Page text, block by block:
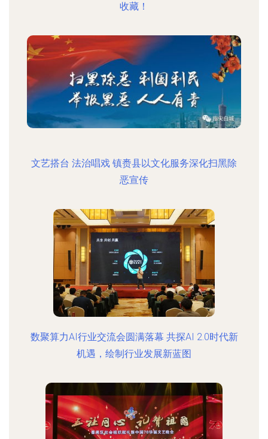
收藏！
文艺搭台 法治唱戏 镇赉县以文化服务深化扫黑除
恶宣传
数聚算力AI行业交流会圆满落幕 共探AI 2.0时代新
机遇，绘制行业发展新蓝图